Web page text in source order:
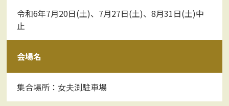
令和6年7月20日(土)、7月27日(土)、8月31日(土)中
止
会場名
集合場所：女夫渕駐車場